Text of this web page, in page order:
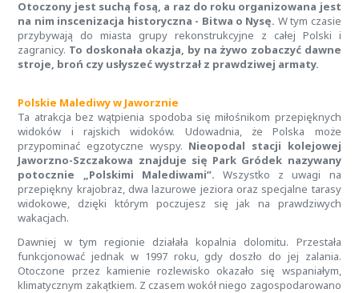
Otoczony jest suchą fosą, a raz do roku organizowana jest
na nim inscenizacja historyczna - Bitwa o Nysę. W tym czasie
przybywają do miasta grupy rekonstrukcyjne z całej Polski i
zagranicy. To doskonała okazja, by na żywo zobaczyć dawne
stroje, broń czy usłyszeć wystrzał z prawdziwej armaty.
Polskie Malediwy w Jaworznie
Ta atrakcja bez wątpienia spodoba się miłośnikom przepięknych
widoków i rajskich widoków. Udowadnia, że Polska może
przypominać egzotyczne wyspy. Nieopodal stacji kolejowej
Jaworzno-Szczakowa znajduje się Park Gródek nazywany
potocznie „Polskimi Malediwami”. Wszystko z uwagi na
przepiękny krajobraz, dwa lazurowe jeziora oraz specjalne tarasy
widokowe, dzięki którym poczujesz się jak na prawdziwych
wakacjach.
Dawniej w tym regionie działała kopalnia dolomitu. Przestała
funkcjonować jednak w 1997 roku, gdy doszło do jej zalania.
Otoczone przez kamienie rozlewisko okazało się wspaniałym,
klimatycznym zakątkiem. Z czasem wokół niego zagospodarowano